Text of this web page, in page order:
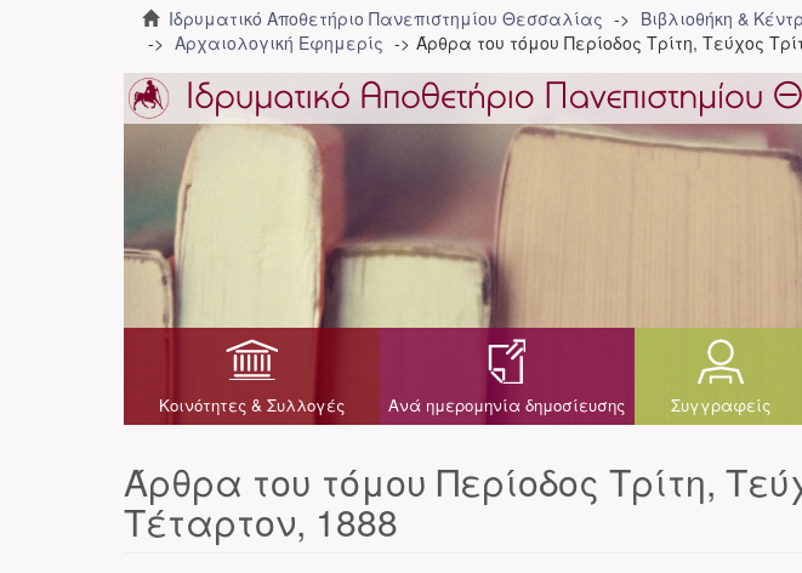
Ιδρυματικό Αποθετήριο Πανεπιστημίου Θεσσαλίας Βιβλιοθήκη &
Αρχαιολογική Εφημερίς
Άρθρα του τόμου Περίοδος Τρίτη, Τεύχος
Κοινότητες & Συλλογές Ανά ημερομηνία δημοσίευσης Συγγραφείς
Άρθρα του τόμου Περίοδος Τρίτη,
Τέταρτον, 1888